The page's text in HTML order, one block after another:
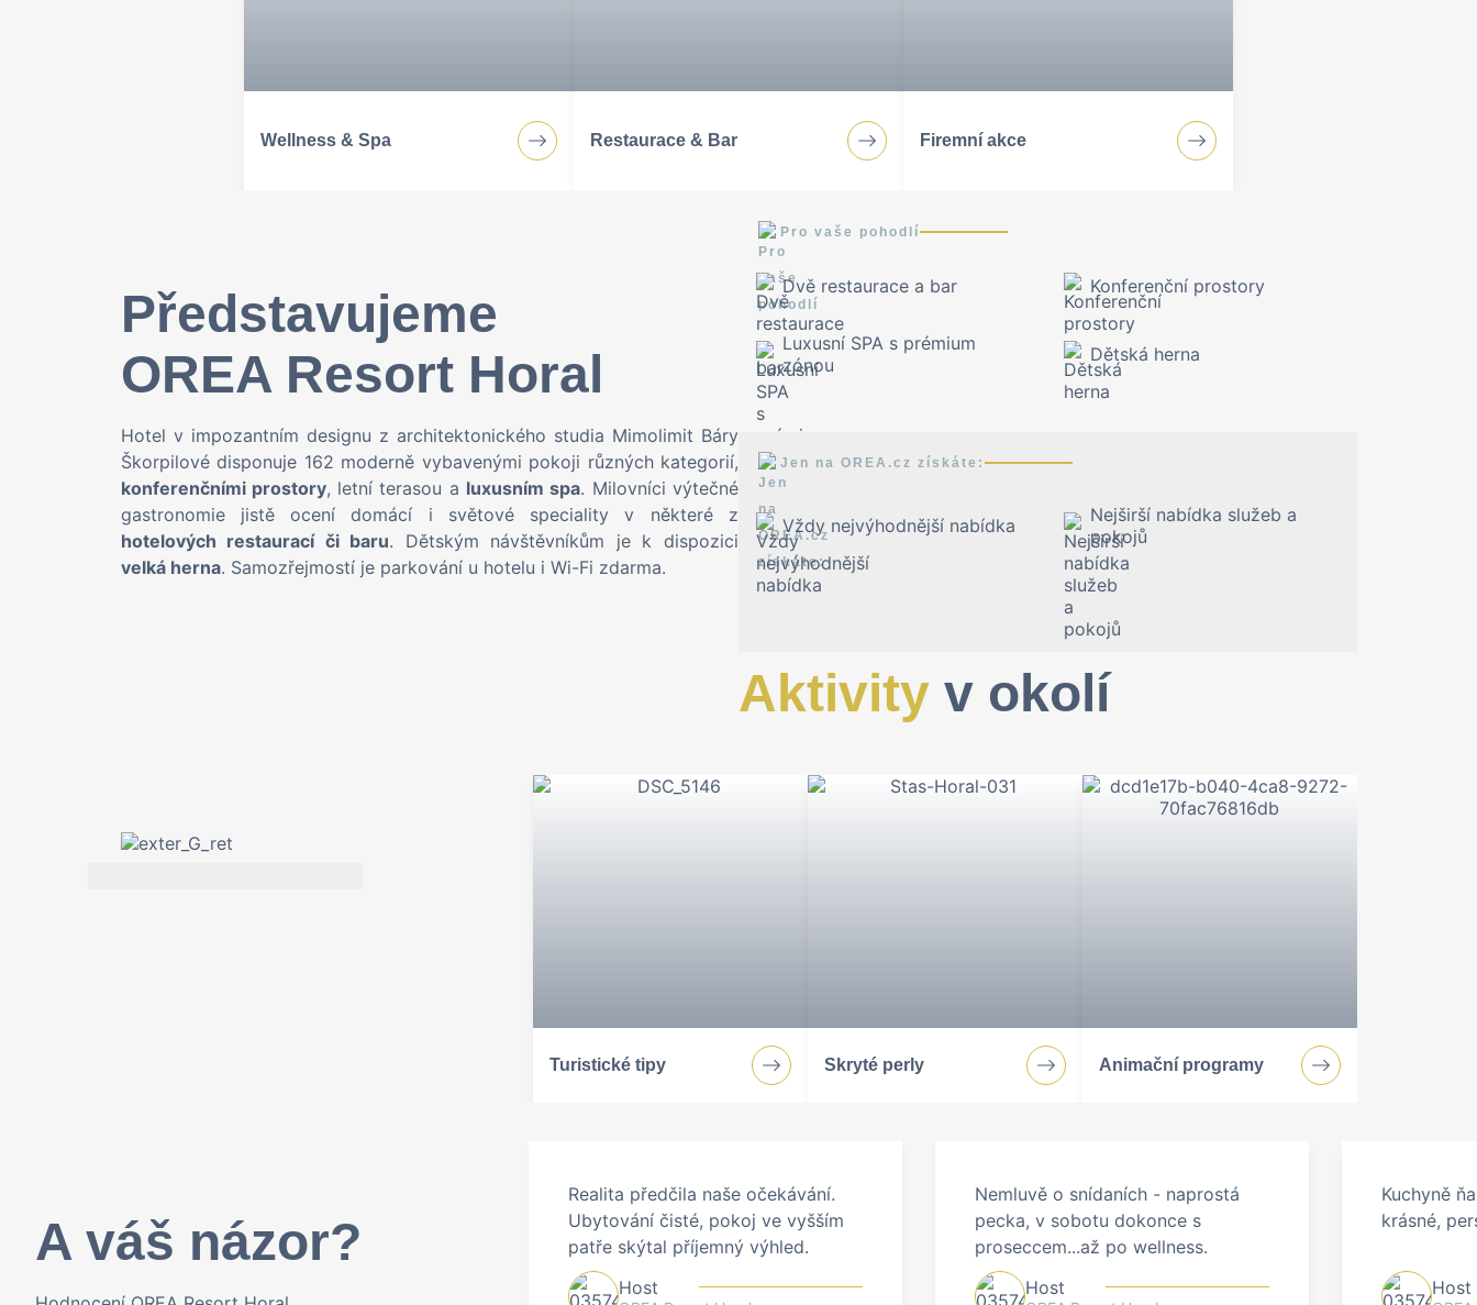
Wellness & Spa Restaurace & Bar Firemní akce
Představujeme
OREA Resort Horal
Hotel v impozantním designu z architektonického studia Mimolimit Báry
Škorpilové disponuje 162 moderně vybavenými pokoji různých kategorií,
konferenčními prostory, letní terasou a luxusním spa. Milovníci výtečné
gastronomie jistě ocení domácí i světové speciality v některé z
hotelových restaurací či baru. Dětským návštěvníkům je k dispozici
velká herna. Samozřejmostí je parkování u hotelu i Wi-Fi zdarma.
Pro vaše pohodlí
Dvě restaurace a bar Konferenční prostory
Luxusní SPA s prémium
zónou
Dětská herna
Jen na OREA.cz získáte:
Vždy nejvýhodnější nabídka
Nejširší nabídka služeb a
pokojů
Aktivity v okolí
Náš resort má unikátní polohu s dechberoucím výhledem na údolí
Turistické tipy Skryté perly Animační programy
A váš názor?
Realita předčila naše očekávání.
Ubytování čisté, pokoj ve vyšším
patře skýtal příjemný výhled.
Host
Nemluvě o snídaních - naprostá
pecka, v sobotu dokonce s
proseccem...až po wellness.
Host
Kuchyně
krásné,
Host